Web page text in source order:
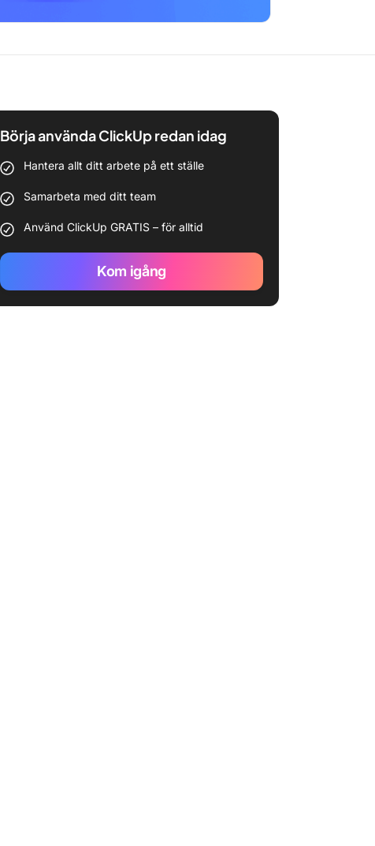
Börja använda ClickUp redan idag
Hantera allt ditt arbete på ett ställe
Samarbeta med ditt team
Använd ClickUp GRATIS – för alltid
Kom igång